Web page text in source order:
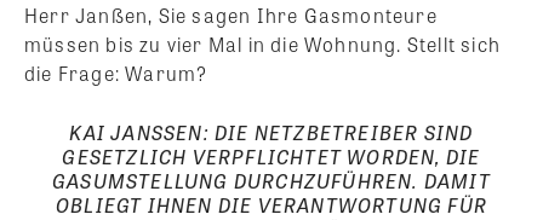
Herr Janßen, Sie sagen Ihre Gasmonteure
müssen bis zu vier Mal in die Wohnung. Stellt sich
die Frage: Warum?
KAI JANSSEN: DIE NETZBETREIBER SIND G
ESETZLICH VERPFLICHTET WORDEN, DIE G
ASUMSTELLUNG DURCHZUFÜHREN. DAMIT O
BLIEGT IHNEN DIE VERANTWORTUNG FÜR E